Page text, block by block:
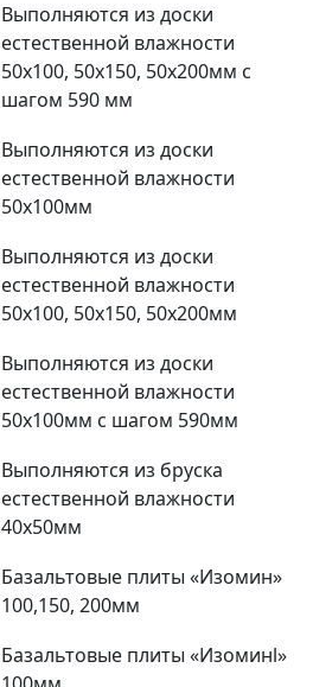
Выполняются из доски
естественной влажности
50х100, 50х150, 50х200мм с
шагом 590 мм
Выполняются из доски
естественной влажности
50х100мм
Выполняются из доски
естественной влажности
50х100, 50х150, 50х200мм
Выполняются из доски
естественной влажности
50х100мм с шагом 590мм
Выполняются из бруска
естественной влажности
40х50мм
Базальтовые плиты «Изомин»
100,150, 200мм
Базальтовые плиты «Изоминl»